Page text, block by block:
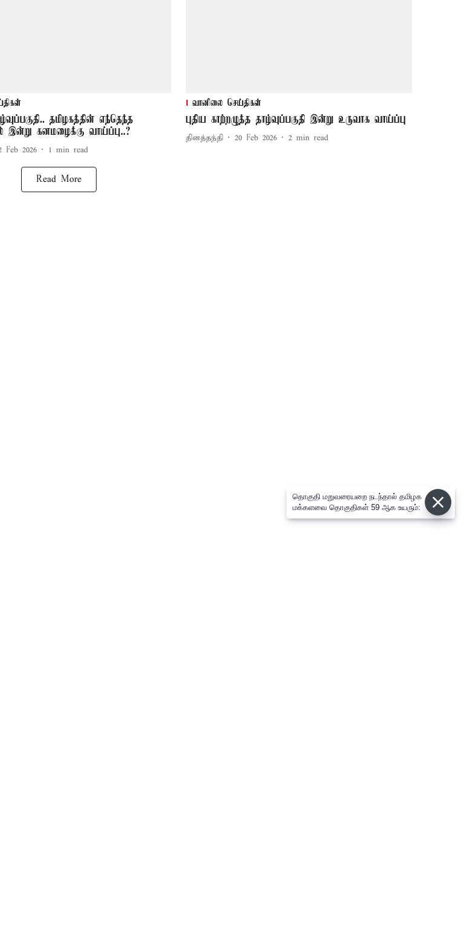
தமிழகத்தின் எந்தெந்த
இன்று கனமழைக்கு வாய்ப்பு..?
Feb 2026 1 min read
வானிலை செய்திகள்
புதிய காற்றழுத்த தாழ்வுப்பகுதி இன்று உருவாக வாய்ப்பு
தினத்தந்தி 20 Feb 2026 2 min read
Read More
தொகுதி மறுவரையறை நடந்தால் தமிழக
மக்களவை தொகுதிகள் 59 ஆக உயரும்: